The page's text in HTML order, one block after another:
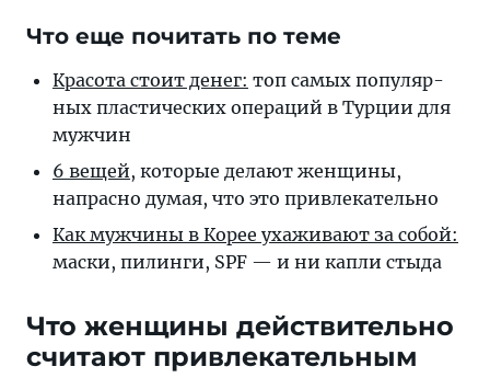
Что еще почитать по теме
Красота стоит де­нег: топ са­мых по­пу­ляр­
ных плас­ти­чес­ких опе­ра­ций в Тур­ции для
мужчин
6 вещей, которые делают женщины,
напрасно думая, что это привлекательно
Как мужчины в Ко­рее уха­жи­ва­ют за собой:
мас­ки, пи­лин­ги, SPF — и ни кап­ли стыда
Что женщины действительно
считают привлекательным